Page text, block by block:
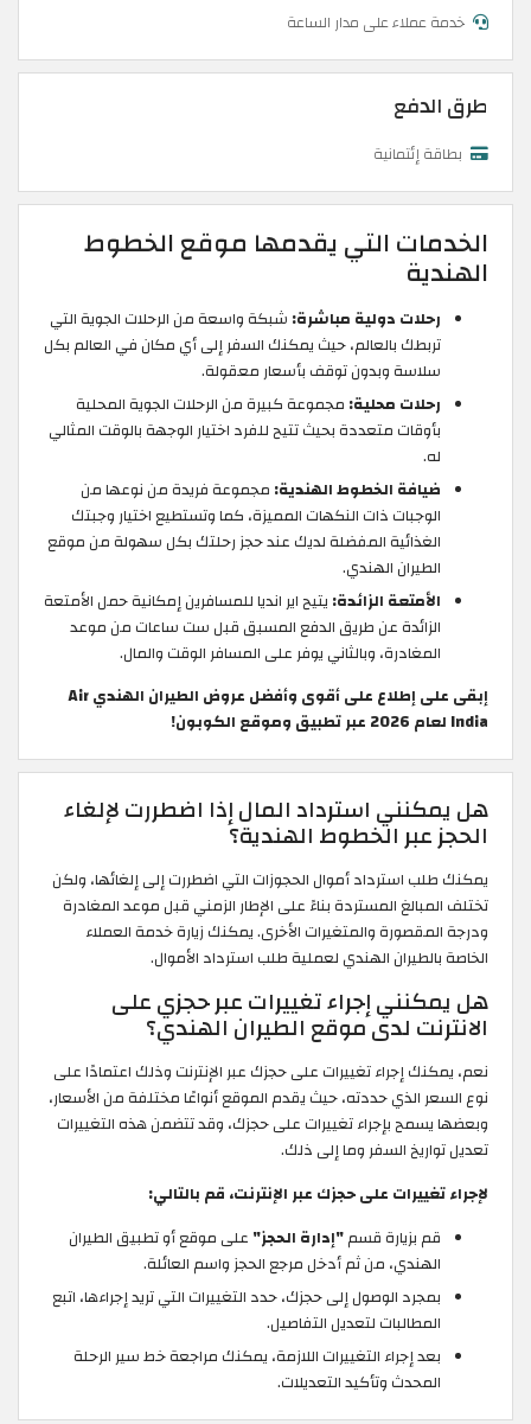
خدمة عملاء على مدار الساعة
طرق الدفع
بطاقة إئتمانية
الخدمات التي يقدمها موقع الخطوط
الهندية
رحلات دولية مباشرة: شبكة واسعة من الرحلات الجوية التي
تربطك بالعالم، حيث يمكنك السفر إلى أي مكان في العالم بكل
سلاسة وبدون توقف بأسعار معقولة.
رحلات محلية: مجموعة كبيرة من الرحلات الجوية المحلية
بأوقات متعددة بحيث تتيح للفرد اختيار الوجهة بالوقت المثالي
له.
ضيافة الخطوط الهندية: مجموعة فريدة من نوعها من
الوجبات ذات النكهات المميزة، كما وتستطيع اختيار وجبتك
الغذائية المفضلة لديك عند حجز رحلتك بكل سهولة من موقع
الطيران الهندي.
الأمتعة الزائدة: يتيح اير انديا للمسافرين إمكانية حمل الأمتعة
الزائدة عن طريق الدفع المسبق قبل ست ساعات من موعد
المغادرة، وبالثاني يوفر على المسافر الوقت والمال.
إبقى على إطلاع على أقوى وأفضل عروض الطيران الهندي Air
India لعام 2026 عبر تطبيق وموقع الكوبون!
هل يمكنني استرداد المال إذا اضطررت لإلغاء
الحجز عبر الخطوط الهندية؟
يمكنك طلب استرداد أموال الحجوزات التي اضطررت إلى إلغائها، ولكن
تختلف المبالغ المستردة بناءً على الإطار الزمني قبل موعد المغادرة
ودرجة المقصورة والمتغيرات الأخرى. يمكنك زيارة خدمة العملاء
الخاصة بالطيران الهندي لعملية طلب استرداد الأموال.
هل يمكنني إجراء تغييرات عبر حجزي على
الانترنت لدى موقع الطيران الهندي؟
نعم، يمكنك إجراء تغييرات على حجزك عبر الإنترنت وذلك اعتمادًا على
نوع السعر الذي حددته، حيث يقدم الموقع أنواعًا مختلفة من الأسعار،
وبعضها يسمح بإجراء تغييرات على حجزك، وقد تتضمن هذه التغييرات
تعديل تواريخ السفر وما إلى ذلك.
لإجراء تغييرات على حجزك عبر الإنترنت، قم بالتالي:
قم بزيارة قسم"إدارة الحجز" على موقع أو تطبيق الطيران
الهندي، من ثم أدخل مرجع الحجز واسم العائلة.
بمجرد الوصول إلى حجزك، حدد التغييرات التي تريد إجراءها، اتبع
المطالبات لتعديل التفاصيل.
بعد إجراء التغييرات اللازمة، يمكنك مراجعة خط سير الرحلة
المحدث وتأكيد التعديلات.